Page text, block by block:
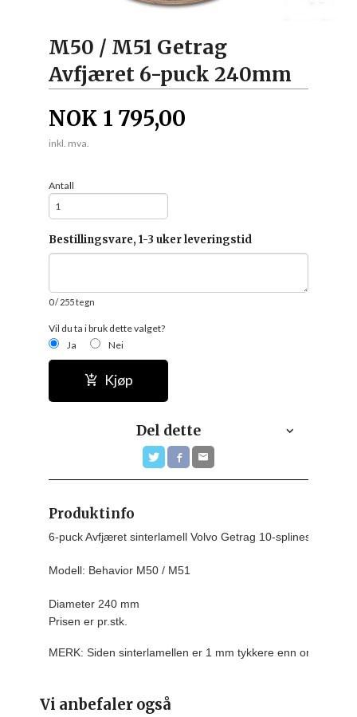
M50 / M51 Getrag
Avfjæret 6-puck 240mm
NOK 1 795,00
inkl. mva.
Antall
Bestillingsvare, 1-3 uker leveringstid
0/ 255 tegn
Vil du ta i bruk dette valget?
Ja
Nei
Kjøp
Del dette
Produktinfo
6-puck Avfjæret sinterlamell Volvo Getrag 10-splines
Modell: Behavior M50 / M51
Diameter 240 mm
Prisen er pr.stk.
MERK: Siden sinterlamellen er 1 mm tykkere enn
Vi anbefaler også